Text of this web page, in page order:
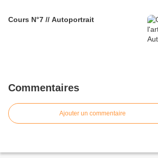
Cours N°7 // Autoportrait
Commentaires
Ajouter un commentaire